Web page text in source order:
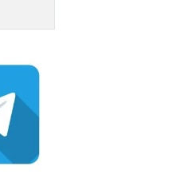
León